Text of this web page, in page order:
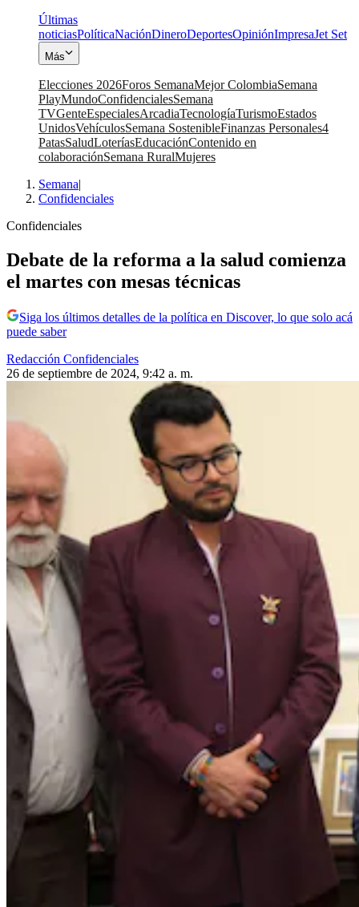
Últimas
noticiasPolíticaNaciónDineroDeportesOpiniónImpresaJet Set
Más
Elecciones 2026Foros SemanaMejor ColombiaSemana
PlayMundoConfidencialesSemana
TVGenteEspecialesArcadiaTecnologíaTurismoEstados
UnidosVehículosSemana SostenibleFinanzas Personales4
PatasSaludLoteríasEducaciónContenido en
colaboraciónSemana RuralMujeres
Semana|
Confidenciales
Confidenciales
Debate de la reforma a la salud comienza
el martes con mesas técnicas
Siga los últimos detalles de la política en Discover, lo que solo acá
puede saber
Redacción Confidenciales
26 de septiembre de 2024, 9:42 a. m.